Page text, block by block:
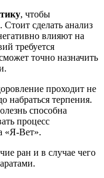
, чтобы
сделать анализ
влияют на
требуется
точно назначить
проходит не
набраться терпения.
способна
процесс
«Я-Вет».
ран и в случае чего